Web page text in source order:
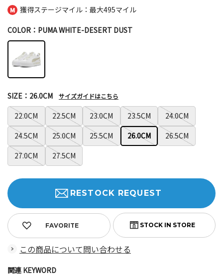
獲得ステージマイル：最大495マイル
COLOR：PUMA WHITE-DESERT DUST
22.0CM 22.5CM 23.0CM 23.5CM
24.0CM
24.5CM
25.0CM 25.5CM 26.0CM
26.5CM
27.0CM
27.5CM
SIZE：26.0CM サイズガイドはこちら
FAVORITE
RESTOCK REQUEST
この商品について問い合わせる
関連 KEYWORD